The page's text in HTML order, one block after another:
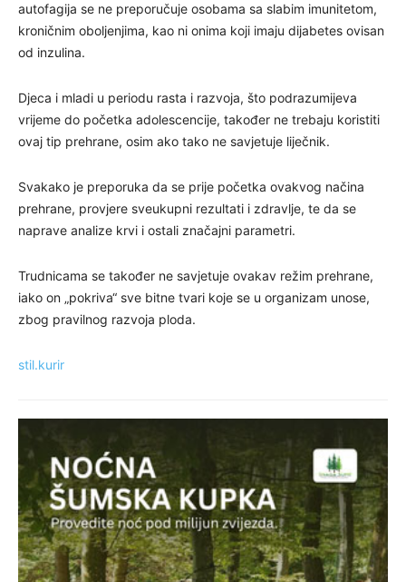
autofagija se ne preporučuje osobama sa slabim imunitetom,
kroničnim oboljenjima, kao ni onima koji imaju dijabetes ovisan
od inzulina.
Djeca i mladi u periodu rasta i razvoja, što podrazumijeva
vrijeme do početka adolescencije, također ne trebaju koristiti
ovaj tip prehrane, osim ako tako ne savjetuje liječnik.
Svakako je preporuka da se prije početka ovakvog načina
prehrane, provjere sveukupni rezultati i zdravlje, te da se
naprave analize krvi i ostali značajni parametri.
Trudnicama se također ne savjetuje ovakav režim prehrane,
iako on „pokriva“ sve bitne tvari koje se u organizam unose,
zbog pravilnog razvoja ploda.
stil.kurir